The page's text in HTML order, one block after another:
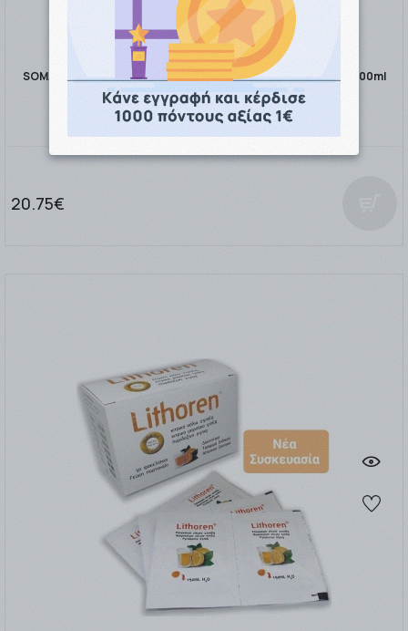
SOMATOLINE COSMETIC ΚΟΙΛΙΑΚΟΙ TOP DEFINITION SPORT 200ml
20.75€